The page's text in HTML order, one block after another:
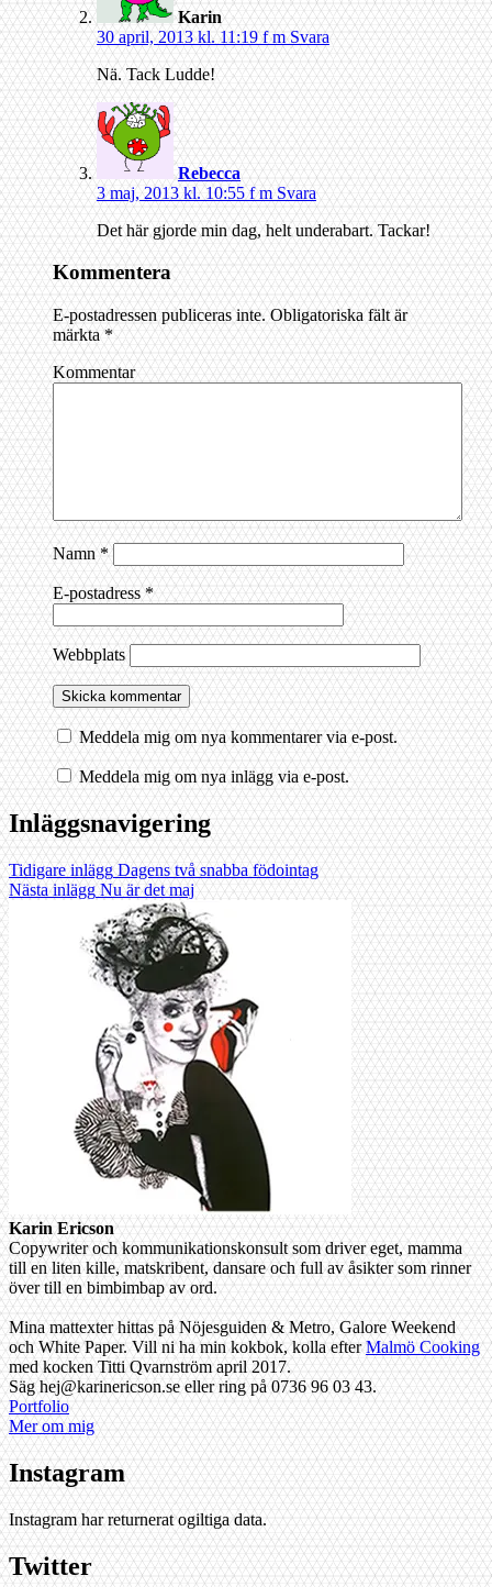
Karin
30 april, 2013 kl. 11:19 f mSvara
Nä. Tack Ludde!
Rebecca
3 maj, 2013 kl. 10:55 f mSvara
Det här gjorde min dag, helt underabart. Tackar!
Kommentera
E-postadressen publiceras inte.Obligatoriska fält är
märkta*
Kommentar
Namn*
E-postadress*
Webbplats
Meddela mig om nya kommentarer via e-post.
Meddela mig om nya inlägg via e-post.
Inläggsnavigering
Tidigare inläggDagens två snabba födointag
Nästa inläggNu är det maj
Karin Ericson
Copywriter och kommunikationskonsult som driver eget, mamma
till en liten kille, matskribent, dansare och full av åsikter som rinner
över till en bimbimbap av ord.
Mina mattexter hittas på Nöjesguiden & Metro, Galore Weekend
och White Paper. Vill ni ha min kokbok, kolla efterMalmö Cooking
med kocken Titti Qvarnström april 2017.
Säg hej@karinericson.se eller ring på 0736 96 03 43.
Portfolio
Mer om mig
Instagram
Instagram har returnerat ogiltiga data.
Twitter